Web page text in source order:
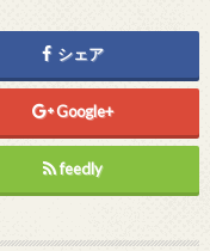
シェア
Google+
feedly